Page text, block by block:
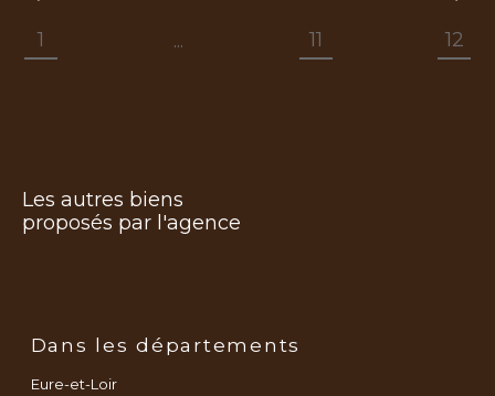
1 ... 11 12
Les autres biens
proposés par l'agence
Dans les départements
Eure-et-Loir